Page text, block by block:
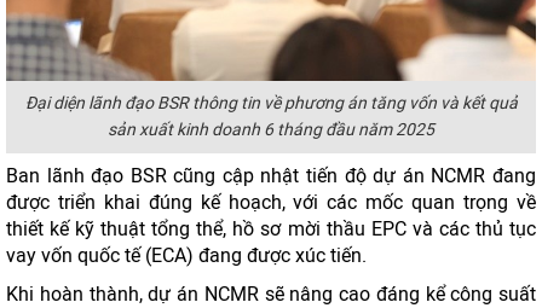
Đại diện lãnh đạo BSR thông tin về phương án tăng vốn và kết quả
sản xuất kinh doanh 6 tháng đầu năm 2025
Ban lãnh đạo BSR cũng cập nhật tiến độ dự án NCMR đang
được triển khai đúng kế hoạch, với các mốc quan trọng về
thiết kế kỹ thuật tổng thể, hồ sơ mời thầu EPC và các thủ tục
vay vốn quốc tế (ECA) đang được xúc tiến.
Khi hoàn thành, dự án NCMR sẽ nâng cao đáng kể công suất